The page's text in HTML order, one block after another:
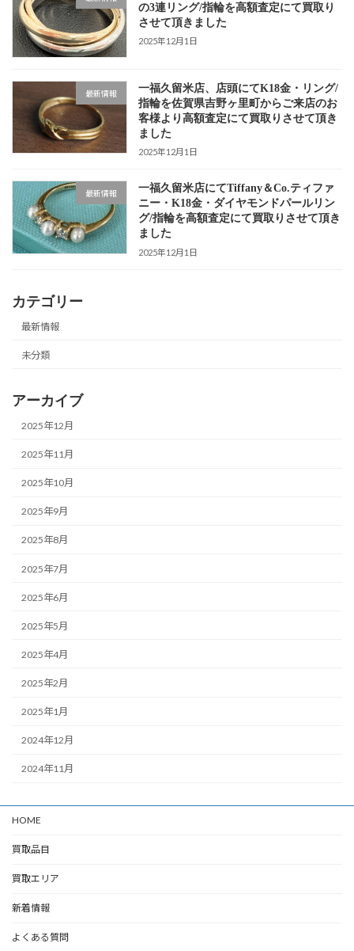
の3連リング/指輪を高額査定にて買取り
させて頂きました
2025年12月1日
最新情報
一福久留米店、店頭にてK18金・リング/
指輪を佐賀県吉野ヶ里町からご来店のお
客様より高額査定にて買取りさせて頂き
ました
2025年12月1日
最新情報
一福久留米店にてTiffany＆Co.ティファ
ニー・K18金・ダイヤモンドパールリン
グ/指輪を高額査定にて買取りさせて頂き
ました
2025年12月1日
カテゴリー
最新情報
未分類
アーカイブ
2025年12月
2025年11月
2025年10月
2025年9月
2025年8月
2025年7月
2025年6月
2025年5月
2025年4月
2025年2月
2025年1月
2024年12月
2024年11月
HOME
買取品目
買取エリア
新着情報
よくある質問